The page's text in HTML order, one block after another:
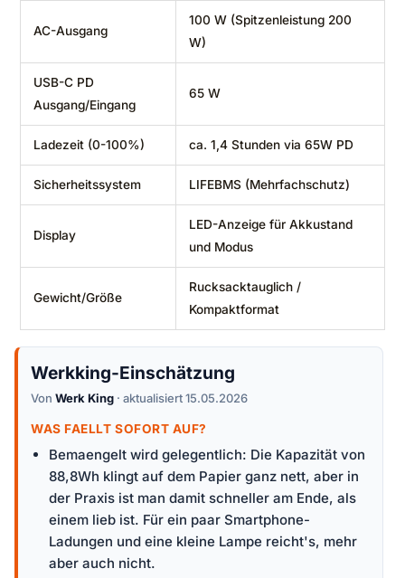
AC-Ausgang
100 W (Spitzenleistung 200
W)
USB-C PD
Ausgang/Eingang
65 W
Ladezeit (0-100%) ca. 1,4 Stunden via 65W PD
Sicherheitssystem LIFEBMS (Mehrfachschutz)
Display
LED-Anzeige für Akkustand
und Modus
Gewicht/Größe
Rucksacktauglich /
Kompaktformat
Werkking-Einschätzung
Von Werk King · aktualisiert 15.05.2026
WAS FAELLT SOFORT AUF?
Bemaengelt wird gelegentlich: Die Kapazität von
88,8Wh klingt auf dem Papier ganz nett, aber in
der Praxis ist man damit schneller am Ende, als
einem lieb ist. Für ein paar Smartphone-
Ladungen und eine kleine Lampe reicht's, mehr
aber auch nicht.